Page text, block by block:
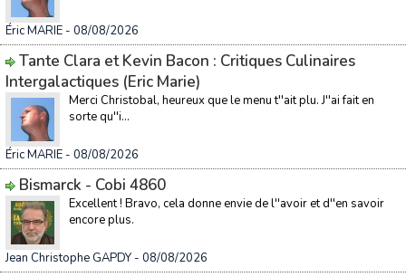
Éric MARIE - 08/08/2026
Tante Clara et Kevin Bacon : Critiques Culinaires
Intergalactiques (Eric Marie)
Merci Christobal, heureux que le menu t''ait plu. J''ai fait en
sorte qu''i...
Éric MARIE - 08/08/2026
Bismarck - Cobi 4860
Excellent ! Bravo, cela donne envie de l''avoir et d''en savoir
encore plus.
Jean Christophe GAPDY - 08/08/2026